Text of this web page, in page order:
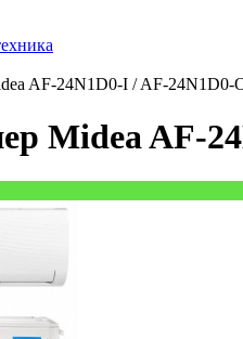
AF-24N1D0-I / AF-24N1D0-
Midea AF-